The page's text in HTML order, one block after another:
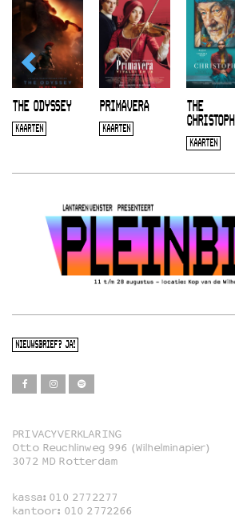
THE ODYSSEY
KAARTEN
PRIMAVERA
KAARTEN
THE
KAARTEN
NIEUWSBRIEF? JA!
Film
Familie
PRIVACYVERKLARING
Otto Reuchlinweg 996 (Wilhelminapier)
3072 MD Rotterdam
kassa: 010 2772277
kantoor: 010 2772266